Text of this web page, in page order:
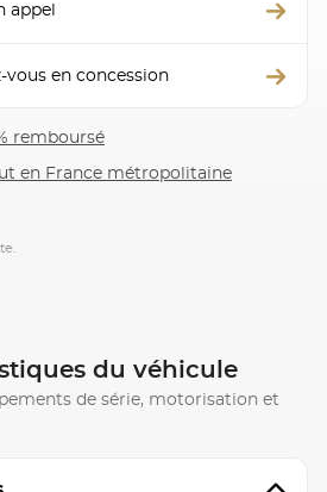
appel
vous en concession
remboursé
en France métropolitaine
du véhicule
de série, motorisation et